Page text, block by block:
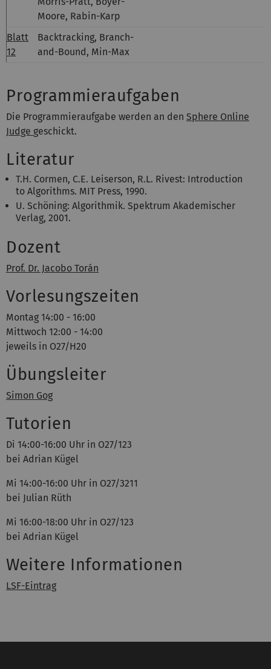
Moore, Rabin-Karp
Blatt
12
Backtracking, Branch-
and-Bound, Min-Max
Programmieraufgaben
Die Programmieraufgabe werden an den Sphere Online
Judge geschickt.
Literatur
T.H. Cormen, C.E. Leiserson, R.L. Rivest: Introduction
to Algorithms. MIT Press, 1990.
U. Schöning: Algorithmik. Spektrum Akademischer
Verlag, 2001.
Dozent
Prof. Dr. Jacobo Torán
Vorlesungszeiten
Montag 14:00 - 16:00
Mittwoch 12:00 - 14:00
jeweils in O27/H20
Übungsleiter
Simon Gog
Tutorien
Di 14:00-16:00 Uhr in O27/123
bei Adrian Kügel
Mi 14:00-16:00 Uhr in O27/3211
bei Julian Rüth
Mi 16:00-18:00 Uhr in O27/123
bei Adrian Kügel
Weitere Informationen
LSF-Eintrag